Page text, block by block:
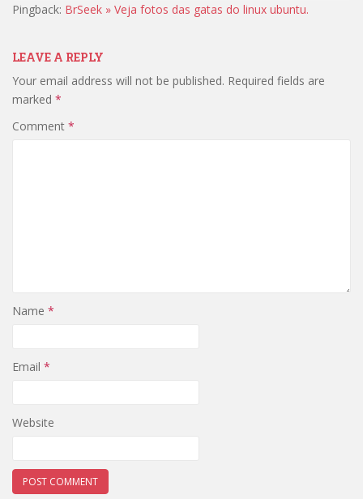
Pingback: BrSeek » Veja fotos das gatas do linux ubuntu.
LEAVE A REPLY
Your email address will not be published. Required fields are
marked *
Comment *
Name *
Email *
Website